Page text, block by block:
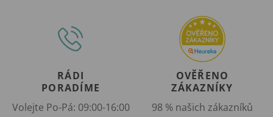
RÁDI
PORADÍME
Volejte Po-Pá: 09:00-16:00
OVĚŘENO
ZÁKAZNÍKY
98 % našich zákazníků